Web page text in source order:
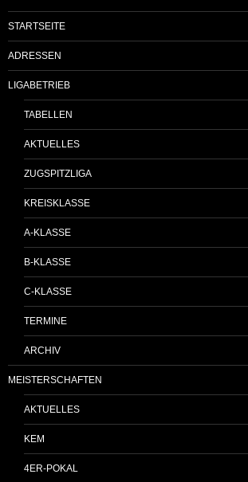
STARTSEITE
ADRESSEN
LIGABETRIEB
TABELLEN
AKTUELLES
ZUGSPITZLIGA
KREISKLASSE
A-KLASSE
B-KLASSE
C-KLASSE
TERMINE
ARCHIV
MEISTERSCHAFTEN
AKTUELLES
KEM
4ER-POKAL